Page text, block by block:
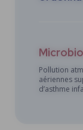
Pollution
aériennes
d’asthme